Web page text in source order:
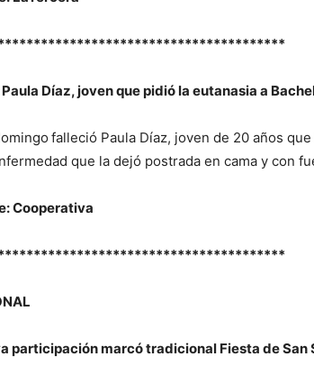
Díaz, joven que pidió la eutanasia a
falleció Paula Díaz, joven de 20 años
que la dejó postrada en cama y con
Cooperativa
participación marcó tradicional Fiesta de San